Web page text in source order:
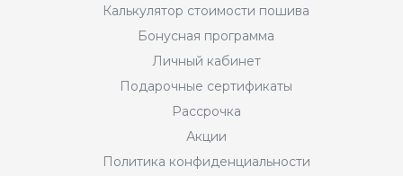
Калькулятор стоимости пошива
Бонусная программа
Личный кабинет
Подарочные сертификаты
Рассрочка
Акции
Политика конфиденциальности